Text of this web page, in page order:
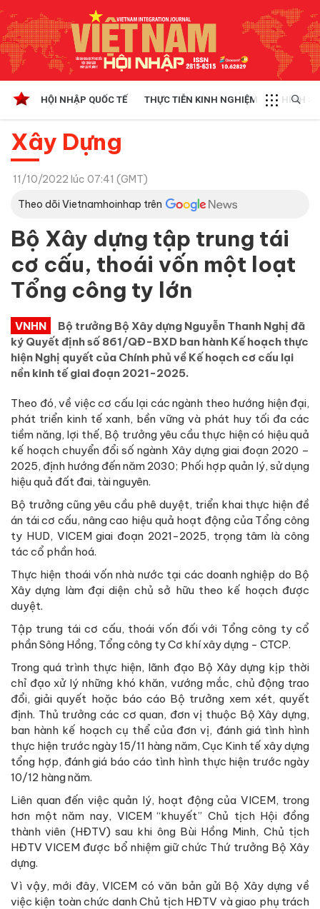
HỘI NHẬP QUỐC TẾ THỰC TIỄN KINH NGHIỆM CHÍNH
Xây Dựng
11/10/2022 lúc 07:41 (GMT)
Theo dõi Vietnamhoinhap trên
Bộ Xây dựng tập trung tái
cơ cấu, thoái vốn một loạt
Tổng công ty lớn
VNHN
Bộ trưởng Bộ Xây dựng Nguyễn Thanh Nghị đã
ký Quyết định số 861/QĐ-BXD ban hành Kế hoạch thực
hiện Nghị quyết của Chính phủ về Kế hoạch cơ cấu lại
nền kinh tế giai đoạn 2021-2025.
Theo đó, về việc cơ cấu lại các ngành theo hướng hiện đại,
phát triển kinh tế xanh, bền vững và phát huy tối đa các
tiềm năng, lợi thế, Bộ trưởng yêu cầu thực hiện có hiệu quả
kế hoạch chuyển đổi số ngành Xây dựng giai đoạn 2020 –
2025, định hướng đến năm 2030; Phối hợp quản lý, sử dụng
hiệu quả đất đai, tài nguyên.
Bộ trưởng cũng yêu cầu phê duyệt, triển khai thực hiện đề
án tái cơ cấu, nâng cao hiệu quả hoạt động của Tổng công
ty HUD, VICEM giai đoạn 2021-2025, trọng tâm là công
tác cổ phần hoá.
Thực hiện thoái vốn nhà nước tại các doanh nghiệp do Bộ
Xây dựng làm đại diện chủ sở hữu theo kế hoạch được
duyệt.
Tập trung tái cơ cấu, thoái vốn đối với Tổng công ty cổ
phần Sông Hồng, Tổng công ty Cơ khí xây dựng - CTCP.
Trong quá trình thực hiện, lãnh đạo Bộ Xây dựng kịp thời
chỉ đạo xử lý những khó khăn, vướng mắc, chủ động trao
đổi, giải quyết hoặc báo cáo Bộ trưởng xem xét, quyết
định. Thủ trưởng các cơ quan, đơn vị thuộc Bộ Xây dựng,
ban hành kế hoạch cụ thể của đơn vị, đánh giá tình hình
thực hiện trước ngày 15/11 hàng năm, Cục Kinh tế xây dựng
tổng hợp, đánh giá báo cáo tình hình thực hiện trước ngày
10/12 hàng năm.
Liên quan đến việc quản lý, hoạt động của VICEM, trong
hơn một năm nay, VICEM “khuyết” Chủ tịch Hội đồng
thành viên (HĐTV) sau khi ông Bùi Hồng Minh, Chủ tịch
HĐTV VICEM được bổ nhiệm giữ chức Thứ trưởng Bộ Xây
dựng.
Vì vậy, mới đây, VICEM có văn bản gửi Bộ Xây dựng về
việc kiện toàn chức danh Chủ tịch HĐTV và giao phụ trách